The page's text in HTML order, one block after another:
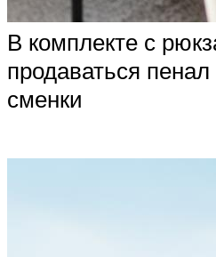
В комплекте с
продаваться
сменки